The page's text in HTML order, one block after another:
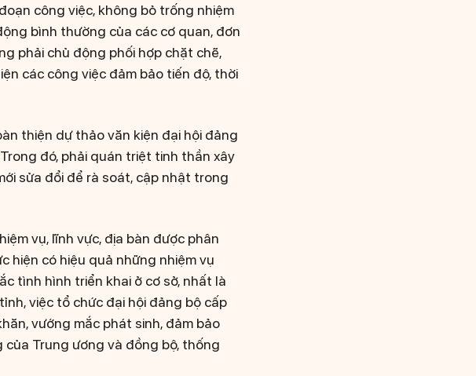
công việc, không bỏ trống nhiệm
bình thường của các cơ quan, đơn
phải chủ động phối hợp chặt chẽ,
các công việc đảm bảo tiến độ, thời
thiện dự thảo văn kiện đại hội đảng
đó, phải quán triệt tinh thần xây
sửa đổi để rà soát, cập nhật trong
vụ, lĩnh vực, địa bàn được phân
hiện có hiệu quả những nhiệm vụ
tình hình triển khai ở cơ sở, nhất là
việc tổ chức đại hội đảng bộ cấp
vướng mắc phát sinh, đảm bảo
Trung ương và đồng bộ, thống